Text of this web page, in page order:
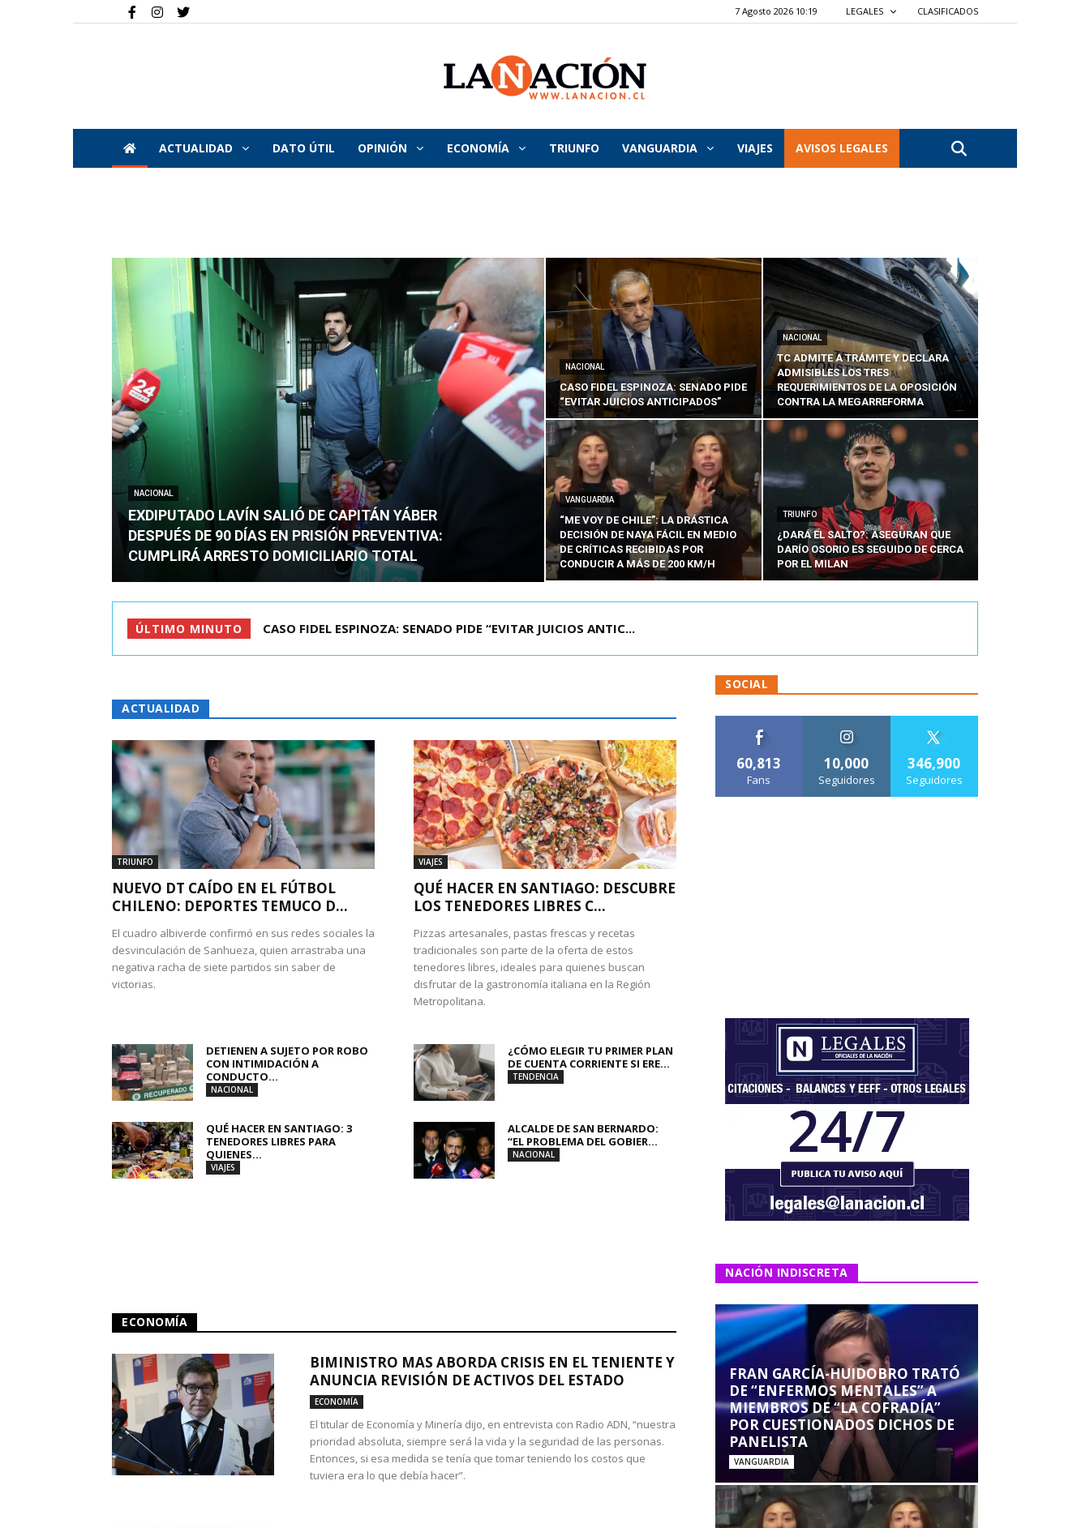
7 Agosto 2026 10:19 LEGALES CLASIFICADOS
La
Nación
ACTUALIDAD DATO ÚTIL OPINIÓN ECONOMÍA TRIUNFO VANGUARDIA VIAJES AVISOS LEGALES
NACIONAL
EXDIPUTADO LAVÍN SALIÓ DE CAPITÁN YÁBER
DESPUÉS DE 90 DÍAS EN PRISIÓN PREVENTIVA:
CUMPLIRÁ ARRESTO DOMICILIARIO TOTAL
NACIONAL
CASO FIDEL ESPINOZA: SENADO PIDE
“EVITAR JUICIOS ANTICIPADOS”
NACIONAL
TC ADMITE A TRÁMITE Y DECLARA
ADMISIBLES LOS TRES
REQUERIMIENTOS DE LA OPOSICIÓN
CONTRA LA MEGARREFORMA
VANGUARDIA
“ME VOY DE CHILE”: LA DRÁSTICA
DECISIÓN DE NAYA FÁCIL EN MEDIO
DE CRÍTICAS RECIBIDAS POR
CONDUCIR A MÁS DE 200 KM/H
TRIUNFO
¿DARÁ EL SALTO?: ASEGURAN QUE
DARÍO OSORIO ES SEGUIDO DE CERCA
POR EL MILAN
ÚLTIMO MINUTO TC ADMITE A TRÁMITE Y DECLARA ADMISIBLES LOS TRES REQU...
ACTUALIDAD
TRIUNFO
NUEVO DT CAÍDO EN EL FÚTBOL
CHILENO: DEPORTES TEMUCO D...
El cuadro albiverde confirmó en sus redes sociales la
desvinculación de Sanhueza, quien arrastraba una
negativa racha de siete partidos sin saber de
victorias.
VIAJES
QUÉ HACER EN SANTIAGO: DESCUBRE
LOS TENEDORES LIBRES C...
Pizzas artesanales, pastas frescas y recetas
tradicionales son parte de la oferta de estos
tenedores libres, ideales para quienes buscan
disfrutar de la gastronomía italiana en la Región
Metropolitana.
DETIENEN A SUJETO POR ROBO
CON INTIMIDACIÓN A
CONDUCTO...
NACIONAL
¿CÓMO ELEGIR TU PRIMER PLAN
DE CUENTA CORRIENTE SI ERE...
TENDENCIA
QUÉ HACER EN SANTIAGO: 3
TENEDORES LIBRES PARA
QUIENES...
VIAJES
ALCALDE DE SAN BERNARDO:
“EL PROBLEMA DEL GOBIER...
NACIONAL
ECONOMÍA
BIMINISTRO MAS ABORDA CRISIS EN EL TENIENTE Y
ANUNCIA REVISIÓN DE ACTIVOS DEL ESTADO
ECONOMÍA
El titular de Economía y Minería dijo, en entrevista con Radio ADN, “nuestra
prioridad absoluta, siempre será la vida y la seguridad de las personas.
Entonces, si esa medida se tenía que tomar teniendo los costos que
tuviera era lo que debía hacer”.
SOCIAL
60,813
Fans
10,000
Seguidores
346,900
Seguidores
NACIÓN INDISCRETA
FRAN GARCÍA-HUIDOBRO TRATÓ
DE “ENFERMOS MENTALES” A
MIEMBROS DE “LA COFRADÍA”
POR CUESTIONADOS DICHOS DE
PANELISTA
VANGUARDIA